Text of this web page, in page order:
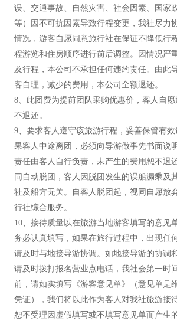
误、交通事故、自然灾害、社会因素、国家
等）因不可抗因素导致行程变更，我社尽力
情况，游客自愿同意旅行社在保证不降低行
程游览和住房顺序进行前后调整。因情况严
及行程，本公司不承担任何违约责任。由此
客自理，减少的费用，本公司全额退还。
8、此团费为提前团队采购优惠价，客人自
不退还。
9、要求客人遵守该旅游行程，妥善保管有
果客人中途离团，必须向导游做事先书面说
责任由客人自行负责，未产生的费用恕不退
同自动脱团，客人因脱团发生的误船漏乘及
社及船方无关。自客人脱团起，视同自愿放
行社综合服务。
10、接待质量以在旅游当地游客填写的意见
务必认真填写，如果在旅行过程中，出现任
请及时与地接导游协调。如地接导游的协调
请及时拨打报名营业点电话，我社会第一时
前，请如实填写《游客意见单》（意见单是
凭证），我们将以此作为客人对我社旅游接
恕不受理因虚假填写或不填写意见单而产生